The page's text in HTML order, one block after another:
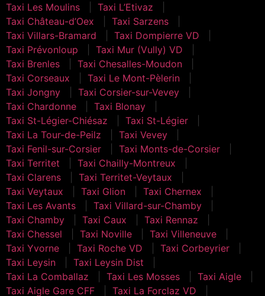
Taxi Les Moulins
Taxi L’Etivaz
Taxi Château-d’Oex
Taxi Sarzens
Taxi Villars-Bramard
Taxi Dompierre VD
Taxi Prévonloup
Taxi Mur (Vully) VD
Taxi Brenles
Taxi Chesalles-Moudon
Taxi Corseaux
Taxi Le Mont-Pèlerin
Taxi Jongny
Taxi Corsier-sur-Vevey
Taxi Chardonne
Taxi Blonay
Taxi St-Légier-Chiésaz
Taxi St-Légier
Taxi La Tour-de-Peilz
Taxi Vevey
Taxi Fenil-sur-Corsier
Taxi Monts-de-Corsier
Taxi Territet
Taxi Chailly-Montreux
Taxi Clarens
Taxi Territet-Veytaux
Taxi Veytaux
Taxi Glion
Taxi Chernex
Taxi Les Avants
Taxi Villard-sur-Chamby
Taxi Chamby
Taxi Caux
Taxi Rennaz
Taxi Chessel
Taxi Noville
Taxi Villeneuve
Taxi Yvorne
Taxi Roche VD
Taxi Corbeyrier
Taxi Leysin
Taxi Leysin Dist
Taxi La Comballaz
Taxi Les Mosses
Taxi Aigle
Taxi Aigle Gare CFF
Taxi La Forclaz VD